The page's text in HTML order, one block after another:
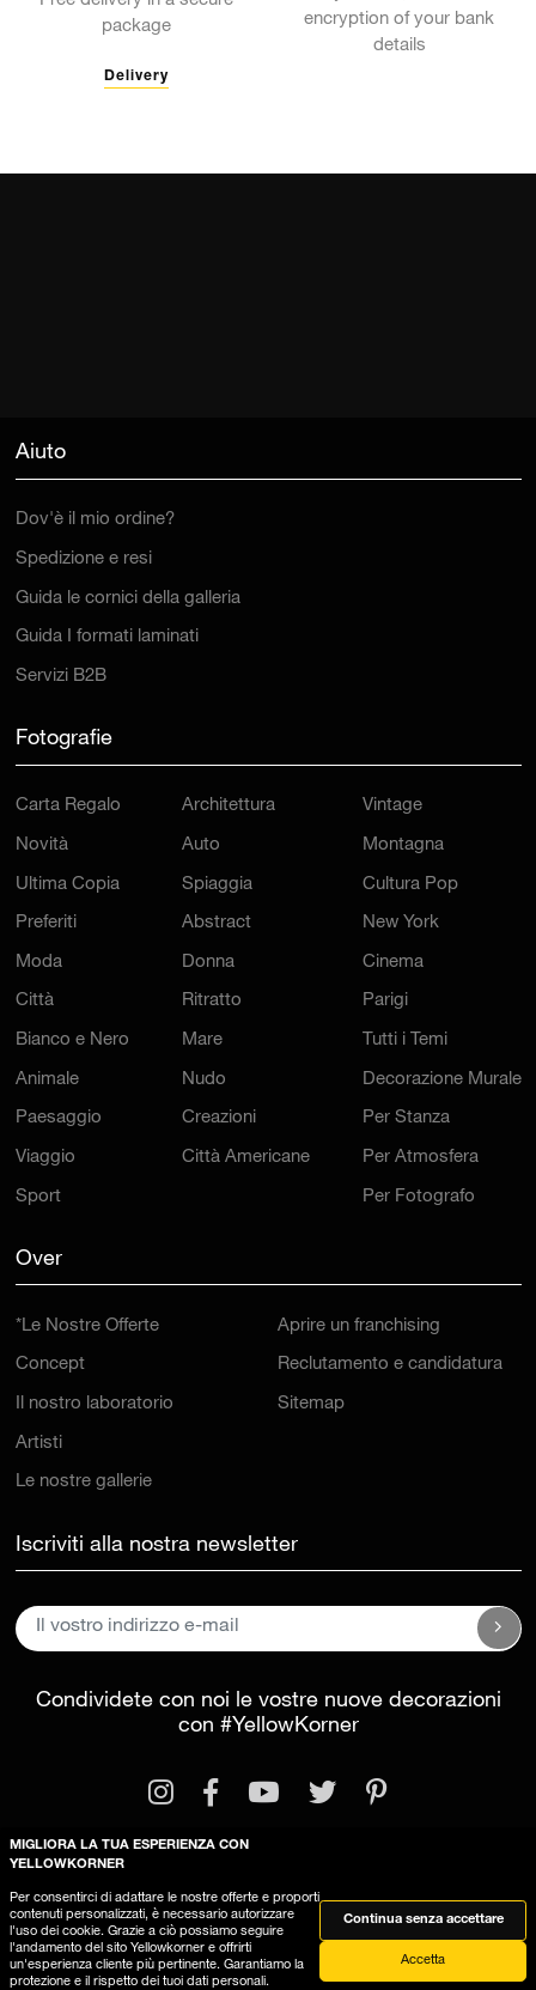
package
Delivery
encryption of your bank
details
Aiuto
Dov'è il mio ordine?
Spedizione e resi
Guida le cornici della galleria
Guida I formati laminati
Servizi B2B
Fotografie
Carta Regalo
Novità
Ultima Copia
Preferiti
Moda
Città
Bianco e Nero
Animale
Paesaggio
Viaggio
Sport
Architettura
Auto
Spiaggia
Abstract
Donna
Ritratto
Mare
Nudo
Creazioni
Città Americane
Vintage
Montagna
Cultura Pop
New York
Cinema
Parigi
Tutti i Temi
Decorazione Murale
Per Stanza
Per Atmosfera
Per Fotografo
Over
*Le Nostre Offerte
Concept
Il nostro laboratorio
Artisti
Le nostre gallerie
Aprire un franchising
Reclutamento e candidatura
Sitemap
Iscriviti alla nostra newsletter
Condividete con noi le vostre nuove decorazioni
con #YellowKorner
Informazioni legaliCondizioni generali di vendita
Questo sito utilizza dei cookies
MIGLIORA LA TUA ESPERIENZA CON
YELLOWKORNER
Per consentirci di adattare le nostre offerte e proporti
contenuti personalizzati, è necessario autorizzare
l'uso dei cookie. Grazie a ciò possiamo seguire
l'andamento del sito Yellowkorner e offrirti
un'esperienza cliente più pertinente. Garantiamo la
protezione e il rispetto dei tuoi dati personali.
Continua senza accettare
Accetta